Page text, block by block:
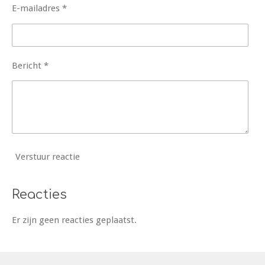
E-mailadres *
Bericht *
Verstuur reactie
Reacties
Er zijn geen reacties geplaatst.